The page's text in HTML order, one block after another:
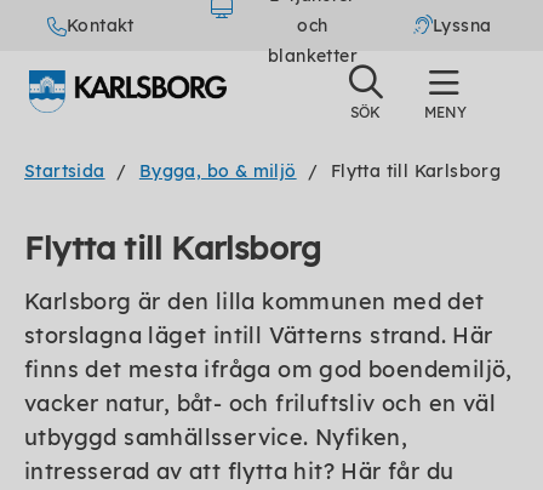
Kontakt
och
blanketter
Lyssna
Startsida Bygga, bo & miljö Flytta till Karlsborg
Flytta till Karlsborg
Karlsborg är den lilla kommunen med det
storslagna läget intill Vätterns strand. Här
finns det mesta ifråga om god boendemiljö,
vacker natur, båt- och friluftsliv och en väl
utbyggd samhällsservice. Nyfiken,
intresserad av att flytta hit? Här får du